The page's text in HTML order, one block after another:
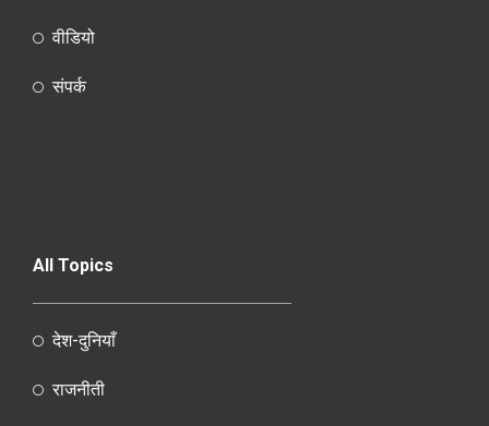
वीडियो
संपर्क
All Topics
देश-दुनियाँ
राजनीती